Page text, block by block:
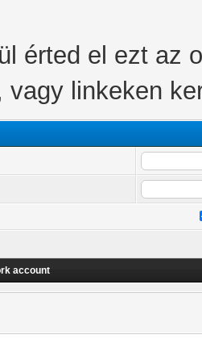
érted el ezt az
vagy linkeken
account